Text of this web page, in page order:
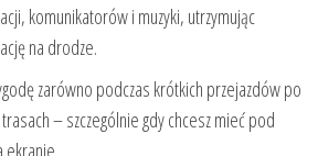
komunikatorów i muzyki, utrzymując
na drodze.
zarówno podczas krótkich przejazdów po
– szczególnie gdy chcesz mieć pod